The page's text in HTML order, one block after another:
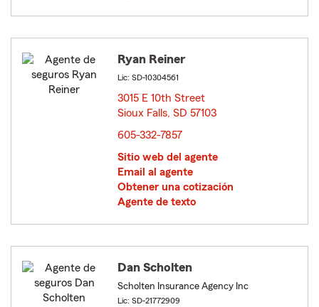
Ryan Reiner
Lic: SD-10304561
3015 E 10th Street
Sioux Falls, SD 57103
605-332-7857
Sitio web del agente
Email al agente
Obtener una cotización
Agente de texto
Dan Scholten
Scholten Insurance Agency Inc
Lic: SD-21772909